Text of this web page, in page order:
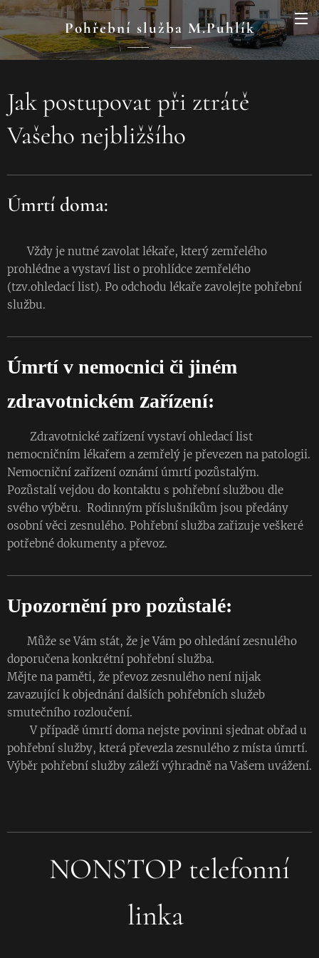
Pohřební služba M.Puhlík
Jak postupovat při ztrátě
Vašeho nejbližšího
Úmrtí doma:
Vždy je nutné zavolat lékaře, který zemřelého
prohlédne a vystaví list o prohlídce zemřelého
(tzv.ohledací list). Po odchodu lékaře zavolejte pohřební
službu.
Úmrtí v nemocnici či jiném
zdravotnickém zařízení:
Zdravotnické zařízení vystaví ohledací list
nemocničním lékařem a zemřelý je převezen na patologii.
Nemocniční zařízení oznámí úmrtí pozůstalým.
Pozůstalí vejdou do kontaktu s pohřební službou dle
svého výběru. Rodinným příslušníkům jsou předány
osobní věci zesnulého. Pohřební služba zařizuje veškeré
potřebné dokumenty a převoz.
Upozornění pro pozůstalé:
Může se Vám stát, že je Vám po ohledání zesnulého
doporučena konkrétní pohřební služba.
Mějte na paměti, že převoz zesnulého není nijak
zavazující k objednání dalších pohřebních služeb
smutečního rozloučení.
V případě úmrtí doma nejste povinni sjednat obřad u
pohřební služby, která převezla zesnulého z místa úmrtí.
Výběr pohřební služby záleží výhradně na Vašem uvážení.
NONSTOP telefonní
linka